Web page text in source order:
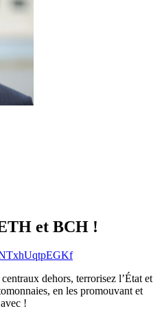
et BCH !
dehors, terrorisez l’État et
en les promouvant et
!